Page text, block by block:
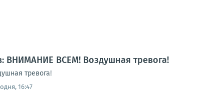
ВНИМАНИЕ ВСЕМ! Воздушная тревога!
тревога!
16:47